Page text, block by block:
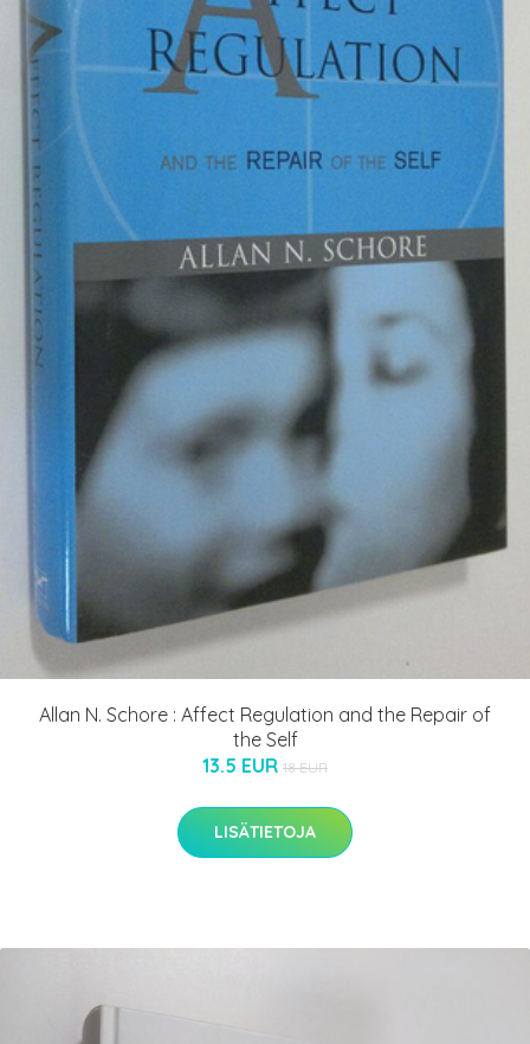
Allan N. Schore : Affect Regulation and the Repair of
the Self
13.5 EUR 18 EUR
LISÄTIETOJA